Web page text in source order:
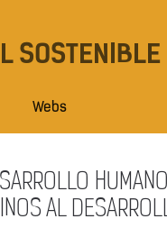
SOSTENIBLE
Webs
AL